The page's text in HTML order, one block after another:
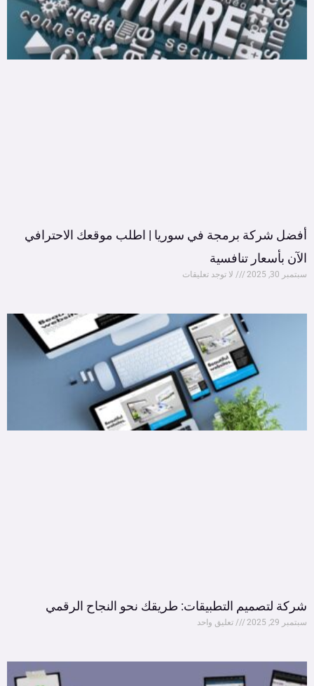
أفضل شركة برمجة في سوريا | اطلب موقعك الاحترافي
الآن بأسعار تنافسية
سبتمبر 30, 2025 لا توجد تعليقات
شركة لتصميم التطبيقات: طريقك نحو النجاح الرقمي
سبتمبر 29, 2025 تعليق واحد